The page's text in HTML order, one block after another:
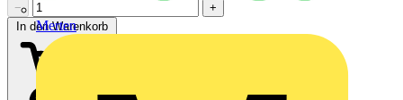
Merten
−
+
In den Warenkorb